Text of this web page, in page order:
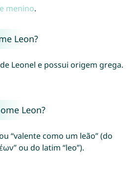
menino.
Leon?
Leonel e possui origem grega.
Leon?
“valente como um leão” (do
ou do latim “leo”).